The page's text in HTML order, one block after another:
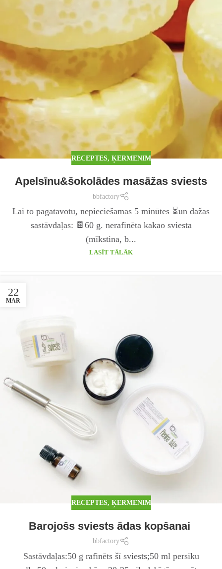
RECEPTES, ĶERMENIM
Apelsīnu&šokolādes masāžas sviests
bbfactory
Lai to pagatavotu, nepieciešamas 5 minūtes ⏳un dažas
sastāvdaļas: 🍫60 g. nerafinēta kakao sviesta
(mīkstina, b...
LASĪT TĀLĀK
22
MAR
RECEPTES, ĶERMENIM
Barojošs sviests ādas kopšanai
bbfactory
Sastāvdaļas:50 g rafinēts šī sviests;50 ml persiku